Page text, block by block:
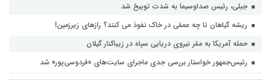
جبلی، رئیس صداوسیما به شدت توبیخ شد
ریشه گیاهان تا چه عمقی در خاک نفوذ می کنند؟ رازهای زیرزمین!
حمله آمریکا به مقر نیروی دریایی سپاه در زیباکنار گیلان
رئیس‌جمهور خواستار بررسی جدی ماجرای سایت‌های «فردوسی‌پور» شد